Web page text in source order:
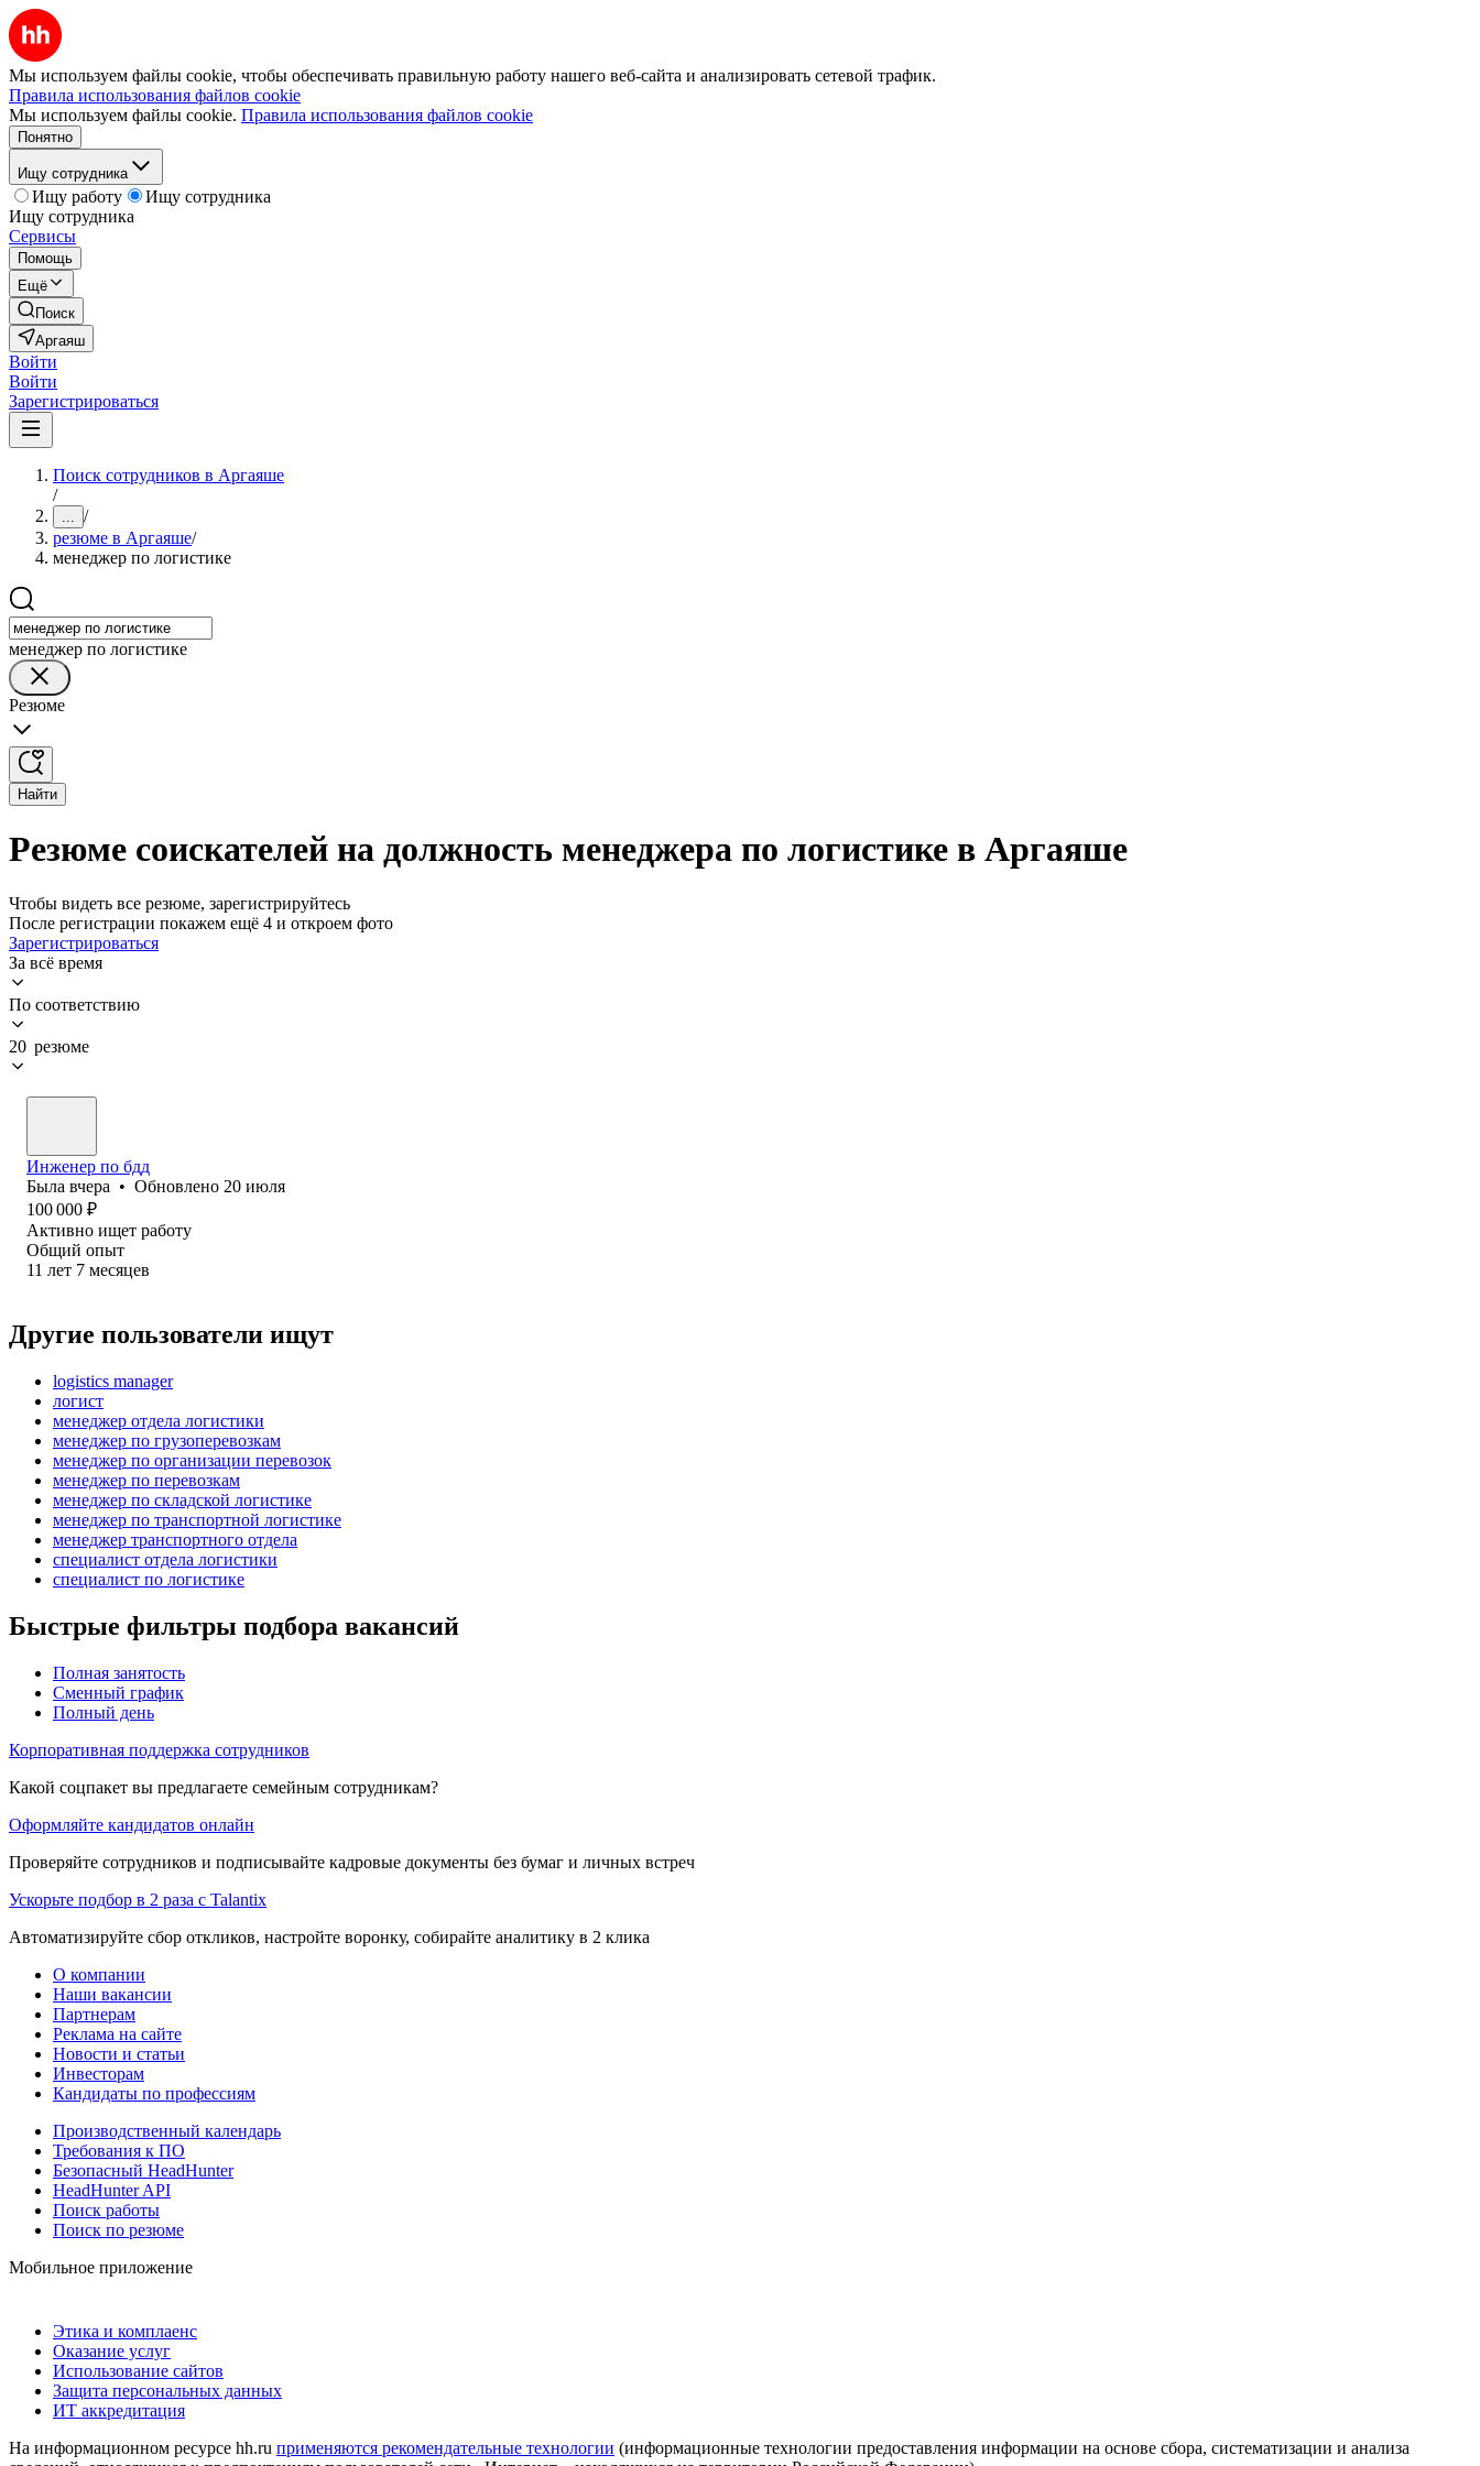
Мы используем файлы cookie, чтобы обеспечивать правильную работу нашего веб-сайта и анализировать сетевой трафик.
Правила использования файлов cookie
Мы используем файлы cookie. Правила использования файлов cookie
Понятно
Ищу сотрудника
Ищу работу
Ищу сотрудника
Ищу сотрудника
Сервисы
Помощь
Ещё
Поиск
Аргаяш
Войти
Войти
Зарегистрироваться
Поиск сотрудников в Аргаяше
/
... /
резюме в Аргаяше/
менеджер по логистике
менеджер по логистике
Резюме
Найти
Резюме соискателей на должность менеджера по логистике в Аргаяше
Чтобы видеть все резюме, зарегистрируйтесь
После регистрации покажем ещё 4 и откроем фото
Зарегистрироваться
За всё время
По соответствию
20 резюме
Инженер по бдд
Была вчера • Обновлено 20 июля
100 000 ₽
Активно ищет работу
Общий опыт
11 лет 7 месяцев
Другие пользователи ищут
logistics manager
логист
менеджер отдела логистики
менеджер по грузоперевозкам
менеджер по организации перевозок
менеджер по перевозкам
менеджер по складской логистике
менеджер по транспортной логистике
менеджер транспортного отдела
специалист отдела логистики
специалист по логистике
Быстрые фильтры подбора вакансий
Полная занятость
Сменный график
Полный день
Корпоративная поддержка сотрудников
Какой соцпакет вы предлагаете семейным сотрудникам?
Оформляйте кандидатов онлайн
Проверяйте сотрудников и подписывайте кадровые документы без бумаг и личных встреч
Ускорьте подбор в 2 раза с Talantix
Автоматизируйте сбор откликов, настройте воронку, собирайте аналитику в 2 клика
О компании
Наши вакансии
Партнерам
Реклама на сайте
Новости и статьи
Инвесторам
Кандидаты по профессиям
Производственный календарь
Требования к ПО
Безопасный HeadHunter
HeadHunter API
Поиск работы
Поиск по резюме
Мобильное приложение
Этика и комплаенс
Оказание услуг
Использование сайтов
Защита персональных данных
ИТ аккредитация
На информационном ресурсе hh.ru применяются рекомендательные технологии (информационные технологии предоставления информации на основе сбора, систематизации и анализа